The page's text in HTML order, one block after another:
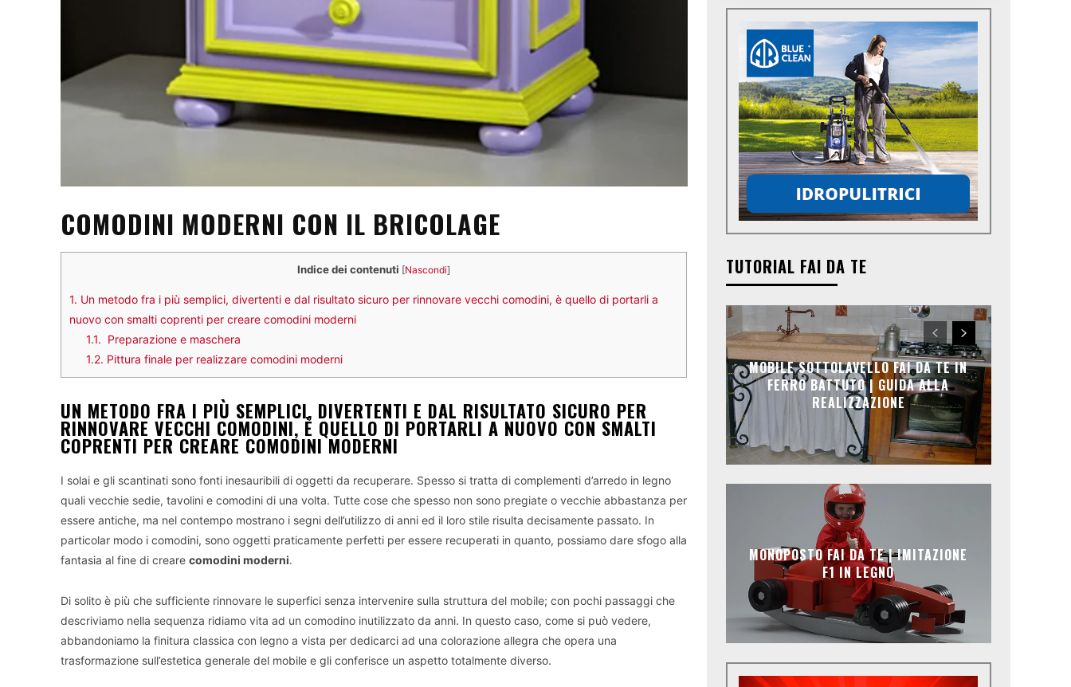
COMODINI MODERNI CON IL BRICOLAGE
Indice dei contenuti [Nascondi]
1. Un metodo fra i più semplici, divertenti e dal risultato sicuro per rinnovare vecchi comodini, è quello di portarli a
nuovo con smalti coprenti per creare comodini moderni
1.1. Preparazione e maschera
1.2. Pittura finale per realizzare comodini moderni
UN METODO FRA I PIÙ SEMPLICI, DIVERTENTI E DAL RISULTATO SICURO PER
RINNOVARE VECCHI COMODINI, È QUELLO DI PORTARLI A NUOVO CON SMALTI
COPRENTI PER CREARE COMODINI MODERNI
I solai e gli scantinati sono fonti inesauribili di oggetti da recuperare. Spesso si tratta di complementi d’arredo in legno
quali vecchie sedie, tavolini e comodini di una volta. Tutte cose che spesso non sono pregiate o vecchie abbastanza per
essere antiche, ma nel contempo mostrano i segni dell’utilizzo di anni ed il loro stile risulta decisamente passato. In
particolar modo i comodini, sono oggetti praticamente perfetti per essere recuperati in quanto, possiamo dare sfogo alla
fantasia al fine di creare comodini moderni.
Di solito è più che sufficiente rinnovare le superfici senza intervenire sulla struttura del mobile; con pochi passaggi che
descriviamo nella sequenza ridiamo vita ad un comodino inutilizzato da anni. In questo caso, come si può vedere,
abbandoniamo la finitura classica con legno a vista per dedicarci ad una colorazione allegra che opera una
trasformazione sull’estetica generale del mobile e gli conferisce un aspetto totalmente diverso.
TUTORIAL FAI DA TE
MOBILE SOTTOLAVELLO FAI DA TE IN
FERRO BATTUTO | GUIDA ALLA
REALIZZAZIONE
MONOPOSTO FAI DA TE | IMITAZIONE
F1 IN LEGNO